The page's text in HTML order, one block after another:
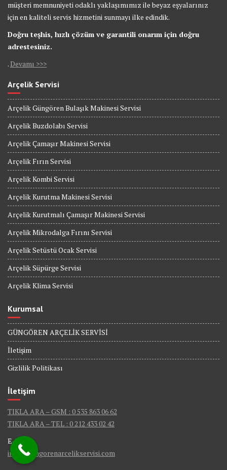
müşteri memnuniyeti odaklı yaklaşımımız ile beyaz eşyalarınız
için en kaliteli servis hizmetini sunmayı ilke edindik.
Doğru teşhis, hızlı çözüm ve garantili onarım için doğru
adrestesiniz.
.Devamı >>>
Arçelik Servisi
Arçelik Güngören Bulaşık Makinesi Servisi
Arçelik Buzdolabı Servisi
Arçelik Çamaşır Makinesi Servisi
Arçelik Fırın Servisi
Arçelik Kombi Servisi
Arçelik Kurutma Makinesi Servisi
Arçelik Kurutmalı Çamaşır Makinesi Servisi
Arçelik Mikrodalga Fırını Servisi
Arçelik Setüstü Ocak Servisi
Arçelik Süpürge Servisi
Arçelik Klima Servisi
Kurumsal
GÜNGÖREN ARÇELİK SERVİSİ
İletişim
Gizlilik Politikası
İletişim
TIKLA ARA – GSM : 0 535 863 06 62
TIKLA ARA – TEL : 0 212 433 02 42
E-Mail :
info@gungorenarcelikservisi.com